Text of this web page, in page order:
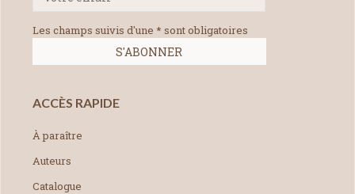
Les champs suivis d'une * sont obligatoires
ACCÈS RAPIDE
À paraître
Auteurs
Catalogue